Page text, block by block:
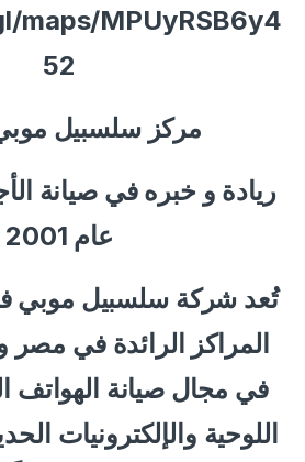
maps/MPUyRSB6y4
52
مركز سلسبيل
ريادة و خبره في صيانة
عام 2001
تُعد شركة سلسبيل
المراكز الرائدة في مصر
في مجال صيانة الهواتف
اللوحية والإلكترونيات